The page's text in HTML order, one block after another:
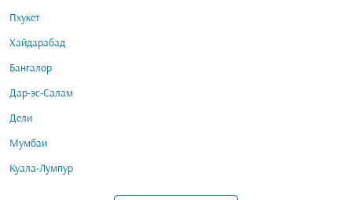
Пхукет
Хайдарабад
Бангалор
Дар-эс-Салам
Дели
Мумбаи
Куала-Лумпур